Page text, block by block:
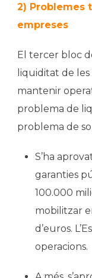
2) Problemes
empreses
El tercer bloc
liquiditat de
mantenir
problema de
problema de
S’ha
garanties
100.000
mobilitzar
d’euros.
operacions.